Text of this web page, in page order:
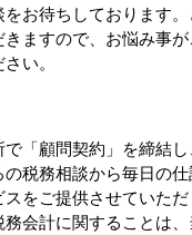
お待ちしております。
ますので、お悩み事が
い。
で「顧問契約」を締結し
税務相談から毎日の仕
をご提供させていただ
会計に関することは、